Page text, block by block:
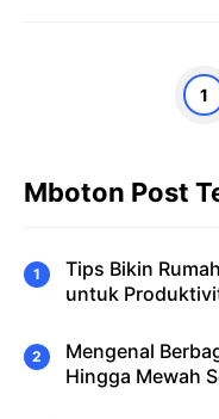
1
Mboton Post
Tips Bikin
untuk
Mengenal
Hingga Mewah